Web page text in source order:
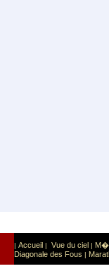
la cat�gorie Sport: Sports
| Accueil | Vue du ciel |
Diagonale des Fous |